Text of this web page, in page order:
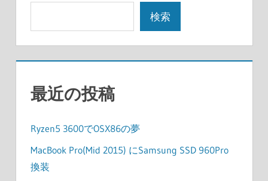
検索
最近の投稿
Ryzen5 3600でOSX86の夢
MacBook Pro(Mid 2015) にSamsung SSD 960Pro
換装